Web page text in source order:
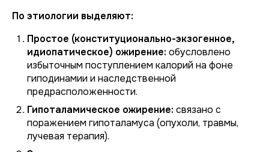
По этиологии выделяют:
Простое (конституционально-экзогенное,
идиопатическое) ожирение: обусловлено
избыточным поступлением калорий на фоне
гиподинамии и наследственной
предрасположенности.
Гипоталамическое ожирение: связано с
поражением гипоталамуса (опухоли, травмы,
лучевая терапия).